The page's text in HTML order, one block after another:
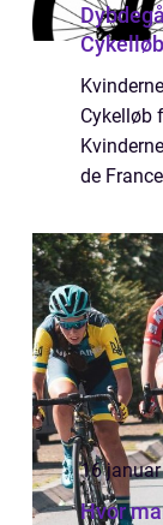
Cykelløb
Cykelløb
de
cykling.
markerer
16
Hvor